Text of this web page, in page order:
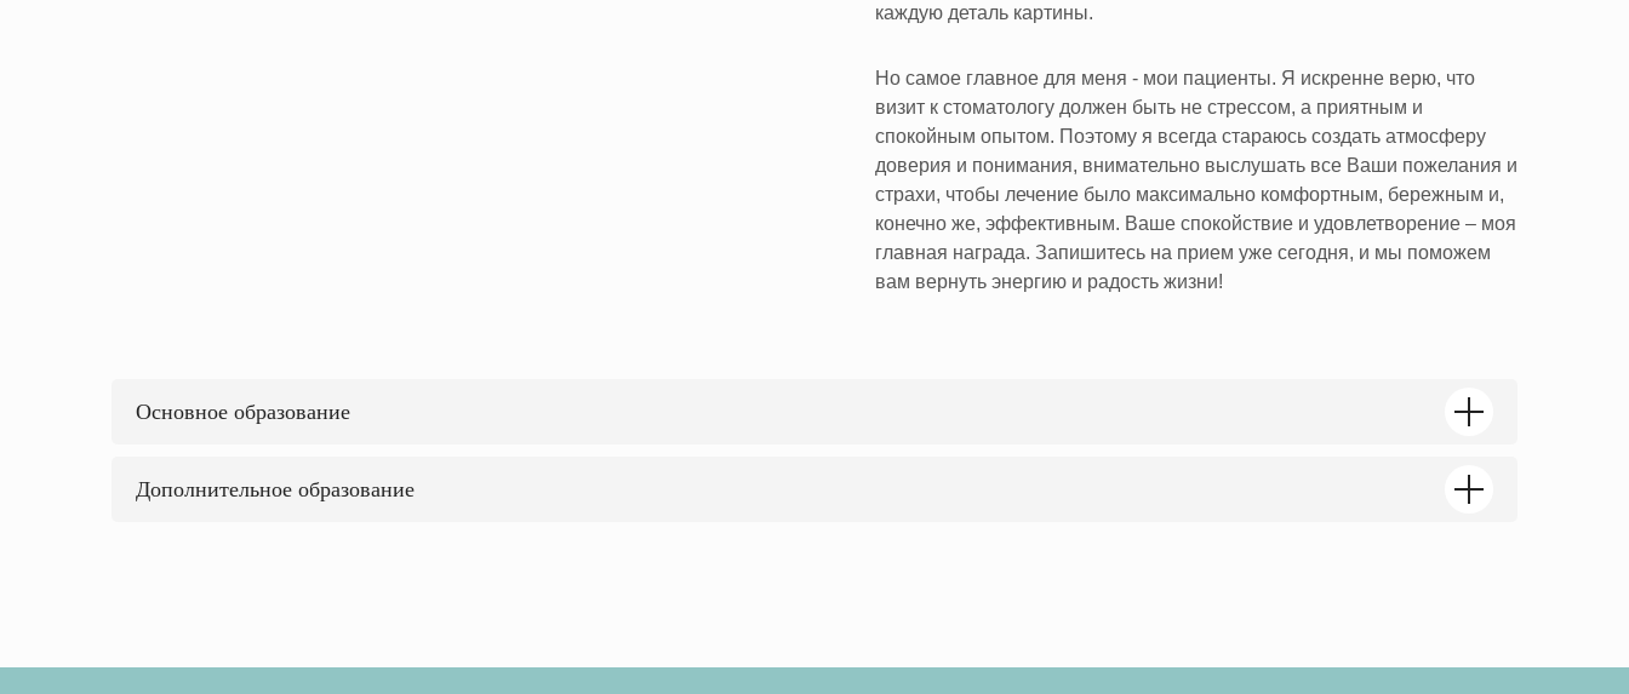
каждую деталь картины.
Но самое главное для меня - мои пациенты. Я искренне верю, что
визит к стоматологу должен быть не стрессом, а приятным и
спокойным опытом. Поэтому я всегда стараюсь создать атмосферу
доверия и понимания, внимательно выслушать все Ваши пожелания и
страхи, чтобы лечение было максимально комфортным, бережным и,
конечно же, эффективным. Ваше спокойствие и удовлетворение – моя
главная награда. Запишитесь на прием уже сегодня, и мы поможем
вам вернуть энергию и радость жизни!
Основное образование
Дополнительное образование